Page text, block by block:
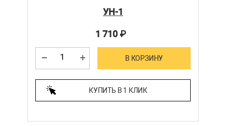
УН-1
1 710₽
В КОРЗИНУ
КУПИТЬ В 1 КЛИК